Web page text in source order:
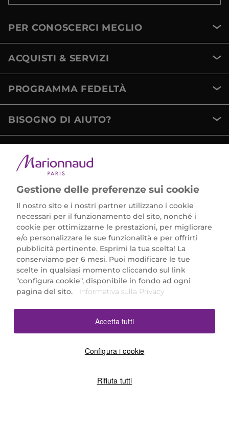
PER CONOSCERCI MEGLIO
ACQUISTI & SERVIZI
PROGRAMMA FEDELTÀ
BISOGNO DI AIUTO?
Marionnaud Parfumeries Italia S.r.l.
Largo Fiera Milano 5, 20017 Rho (MI)
REA Milano 1650024 con P.IVA 13425220152.
SCARICA LA NOSTRA APP
Gestione delle preferenze sui cookie
Il nostro sito e i nostri partner utilizzano i cookie
necessari per il funzionamento del sito, nonché i
cookie per ottimizzarne le prestazioni, per migliorare
e/o personalizzare le sue funzionalità e per offrirti
pubblicità pertinente. Esprimi la tua scelta! La
conserviamo per 6 mesi. Puoi modificare le tue
scelte in qualsiasi momento cliccando sul link
"configura cookie", disponibile in fondo ad ogni
pagina del sito.
Informativa sulla Privacy
Configura i cookie
Rifiuta tutti
Accetta tutti